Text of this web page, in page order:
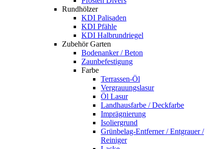
Rundhölzer
KDI Palisaden
KDI Pfähle
KDI Halbrundriegel
Zubehör Garten
Bodenanker / Beton
Zaunbefestigung
Farbe
Terrassen-Öl
Vergrauungslasur
Öl Lasur
Landhausfarbe / Deckfarbe
Imprägnierung
Isoliergrund
Grünbelag-Entferner / Entgrauer /
Reiniger